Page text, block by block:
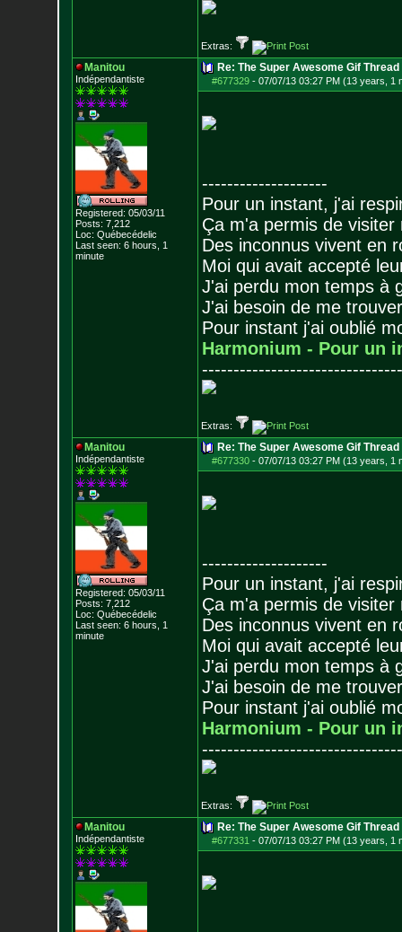
Extras:
Manitou
Indépendantiste
Registered: 05/03/11
Posts: 7,212
Loc: Québecédelic
Last seen: 6 hours, 1
minute
Re: The Super Awesome Gif Thread
#677329- 07/07/13 03:27 PM (13 years, 1
--------------------
Pour un instant, j'ai
Ça m'a permis de visiter
Des inconnus vivent en
Moi qui avait accepté
J'ai perdu mon temps à
J'ai besoin de me
Pour instant j'ai oublié
Harmonium - Pour un
--------------------------------
Extras:
Manitou
Indépendantiste
Registered: 05/03/11
Posts: 7,212
Loc: Québecédelic
Last seen: 6 hours, 1
minute
Re: The Super Awesome Gif Thread
#677330- 07/07/13 03:27 PM (13 years, 1
--------------------
Pour un instant, j'ai
Ça m'a permis de visiter
Des inconnus vivent en
Moi qui avait accepté
J'ai perdu mon temps à
J'ai besoin de me
Pour instant j'ai oublié
Harmonium - Pour un
--------------------------------
Extras:
Manitou
Indépendantiste
Re: The Super Awesome Gif Thread
#677331 - 07/07/13 03:27 PM (13 years, 1